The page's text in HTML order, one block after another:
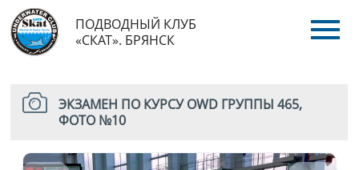
ПОДВОДНЫЙ КЛУБ
«СКАТ». БРЯНСК
ЭКЗАМЕН ПО КУРСУ OWD ГРУППЫ 465,
ФОТО №10